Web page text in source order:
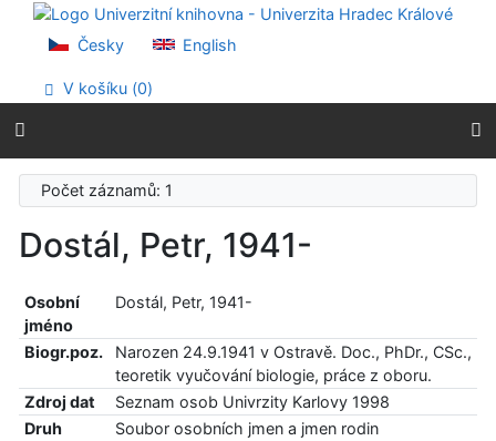
Přejít na obsah
Přejít na menu
Prohlášení o webové přístupnosti
Česky English
V košíku (0)
Počet záznamů: 1
Dostál, Petr, 1941-
Osobní
jméno
Dostál, Petr, 1941-
Biogr.poz.
Narozen 24.9.1941 v Ostravě. Doc., PhDr., CSc.,
teoretik vyučování biologie, práce z oboru.
Zdroj dat
Seznam osob Univrzity Karlovy 1998
Druh
Soubor osobních jmen a jmen rodin